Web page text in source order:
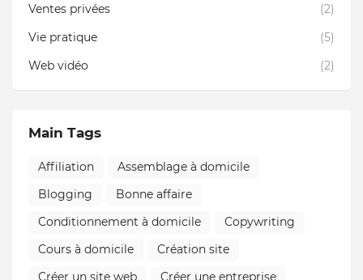
Ventes privées
(2)
Vie pratique
(5)
Web vidéo
(2)
Main Tags
Affiliation
Assemblage à domicile
Blogging
Bonne affaire
Conditionnement à domicile
Copywriting
Cours à domicile
Création site
Créer un site web
Créer une entreprise